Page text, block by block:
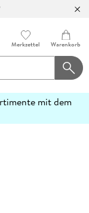
Merkzettel Warenkorb
mit dem